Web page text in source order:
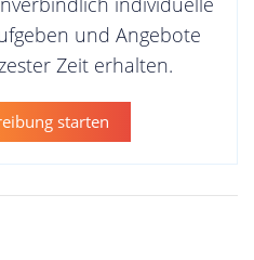
und Angebote
Zeit erhalten.
starten